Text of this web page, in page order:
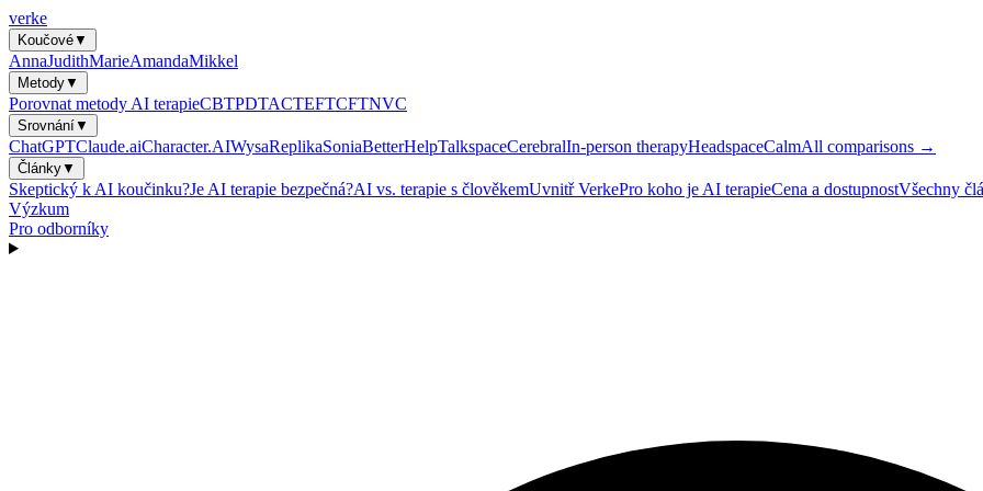
verke
Koučové▼
AnnaJudithMarieAmandaMikkel
Metody▼
Porovnat metody AI terapieCBTPDTACTEFTCFTNVC
Srovnání▼
ChatGPTClaude.aiCharacter.AIWysaReplikaSoniaBetterHelpTalkspaceCerebralIn-person therapyHeadspaceCalmAll comparisons →
Články▼
Skeptický k AI koučinku?Je AI terapie bezpečná?AI vs. terapie s člověkemUvnitř VerkePro koho je AI terapieCena a dostupnostVšechny
Výzkum
Pro odborníky